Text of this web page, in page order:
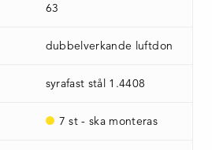
63
dubbelverkande luftdon
syrafast stål 1.4408
7 st - ska monteras